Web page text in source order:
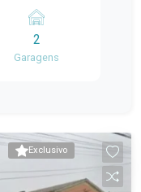
este
conforto e
conta com
de inverno
Além
2
Garagens
Exclusivo